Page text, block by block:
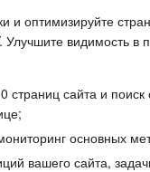
и оптимизируйте
видимость в
страниц сайта и
основных
вашего сайта,